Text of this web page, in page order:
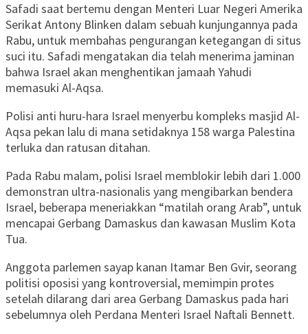
Safadi saat bertemu dengan Menteri Luar Negeri Amerika
Serikat Antony Blinken dalam sebuah kunjungannya pada
Rabu, untuk membahas pengurangan ketegangan di situs
suci itu. Safadi mengatakan dia telah menerima jaminan
bahwa Israel akan menghentikan jamaah Yahudi
memasuki Al-Aqsa.
Polisi anti huru-hara Israel menyerbu kompleks masjid Al-
Aqsa pekan lalu di mana setidaknya 158 warga Palestina
terluka dan ratusan ditahan.
Pada Rabu malam, polisi Israel memblokir lebih dari 1.000
demonstran ultra-nasionalis yang mengibarkan bendera
Israel, beberapa meneriakkan “matilah orang Arab”, untuk
mencapai Gerbang Damaskus dan kawasan Muslim Kota
Tua.
Anggota parlemen sayap kanan Itamar Ben Gvir, seorang
politisi oposisi yang kontroversial, memimpin protes
setelah dilarang dari area Gerbang Damaskus pada hari
sebelumnya oleh Perdana Menteri Israel Naftali Bennett.